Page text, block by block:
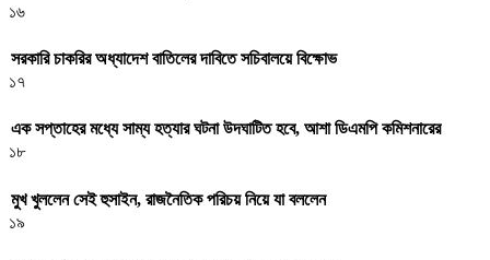
১৬
সরকারি চাকরির অধ্যাদেশ বাতিলের দাবিতে সচিবালয়ে বিক্ষোভ
১৭
এক সপ্তাহের মধ্যে সাম্য হত্যার ঘটনা উদঘাটিত হবে, আশা ডিএমপি কমিশনারের
১৮
মুখ খুললেন সেই হুসাইন, রাজনৈতিক পরিচয় নিয়ে যা বললেন
১৯